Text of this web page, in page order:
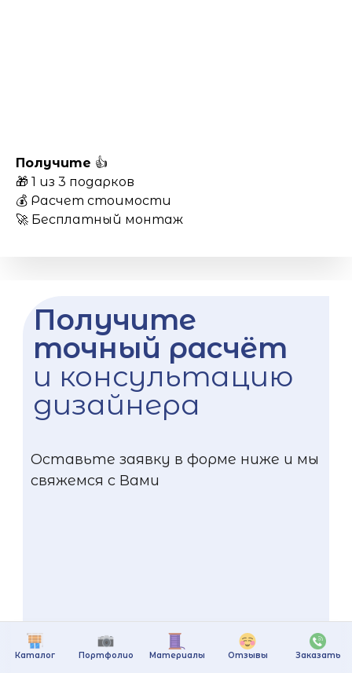
Каталог Портфолио Материалы Отзывы Заказать
Получите 👍
🎁 1 из 3 подарков
💰 Расчет стоимости
🚀 Бесплатный монтаж
Получите
точный расчёт
и консультацию
дизайнера
Оставьте заявку в форме ниже и мы
свяжемся с Вами